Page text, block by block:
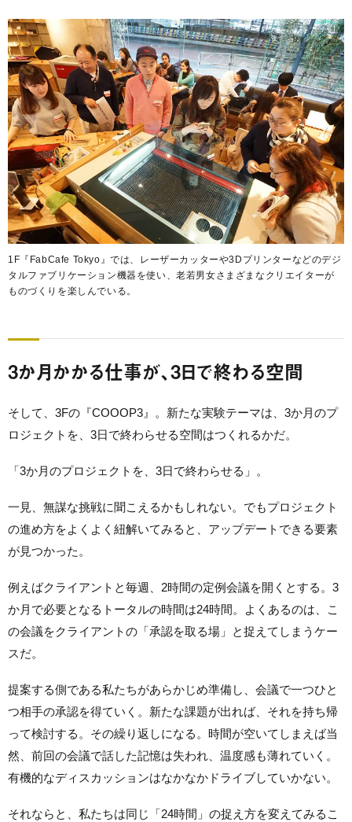
1F『FabCafe Tokyo』では、レーザーカッターや3Dプリンターなどのデジ
タルファブリケーション機器を使い、老若男女さまざまなクリエイターが
ものづくりを楽しんでいる。
3か月かかる仕事が、3日で終わる空間
そして、3Fの『COOOP3』。新たな実験テーマは、3か月のプ
ロジェクトを、3日で終わらせる空間はつくれるかだ。
「3か月のプロジェクトを、3日で終わらせる」。
一見、無謀な挑戦に聞こえるかもしれない。でもプロジェクト
の進め方をよくよく紐解いてみると、アップデートできる要素
が見つかった。
例えばクライアントと毎週、2時間の定例会議を開くとする。3
か月で必要となるトータルの時間は24時間。よくあるのは、こ
の会議をクライアントの「承認を取る場」と捉えてしまうケー
スだ。
提案する側である私たちがあらかじめ準備し、会議で一つひと
つ相手の承認を得ていく。新たな課題が出れば、それを持ち帰
って検討する。その繰り返しになる。時間が空いてしまえば当
然、前回の会議で話した記憶は失われ、温度感も薄れていく。
有機的なディスカッションはなかなかドライブしていかない。
それならと、私たちは同じ「24時間」の捉え方を変えてみるこ